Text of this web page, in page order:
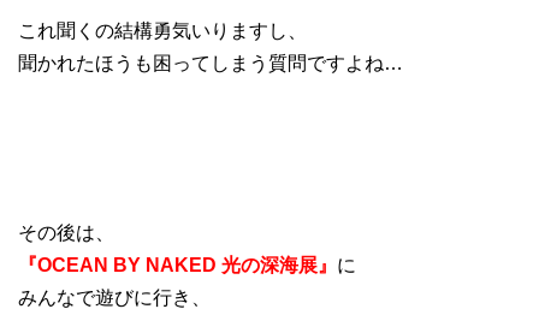
これ聞くの結構勇気いりますし、
聞かれたほうも困ってしまう質問ですよね…
その後は、
『OCEAN BY NAKED 光の深海展』 に
みんなで遊びに行き、